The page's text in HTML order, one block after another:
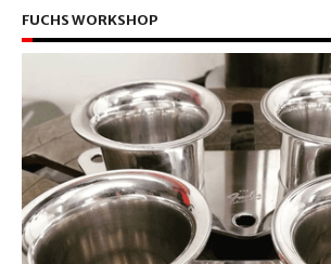
FUCHS WORKSHOP